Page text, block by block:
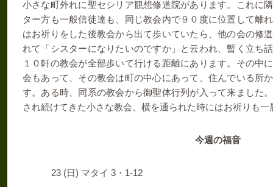
小さな町外れに聖セシリア観想修道院があります。これに
ター方も一般信徒達も、同じ教会内で９０度に位置して離
はお祈りをした後教会から出て歩いていたら、他の会の修
れて「シスターになりたいのですか」と云われ、暫く立ち
１０軒の教会が全部歩いて行ける距離にあります。その中
会もあって、その教会は町の中心にあって、住んでいる所
す。ある時、同系の教会から御聖体行列が入って来ました
され続けてきた小さな教会、横を通られた時にはお祈りも
今週の福音
23 (日) マタイ3 ・ 1-12